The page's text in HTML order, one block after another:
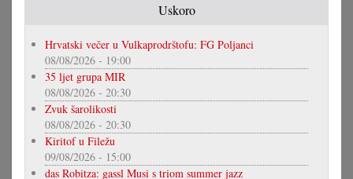
Uskoro
Hrvatski večer u Vulkaprodrštofu: FG Poljanci
08/08/2026 - 19:00
35 ljet grupa MIR
08/08/2026 - 20:30
Zvuk šarolikosti
08/08/2026 - 20:30
Kiritof u Filežu
09/08/2026 - 15:00
das Robitza: gassl Musi s triom summer jazz